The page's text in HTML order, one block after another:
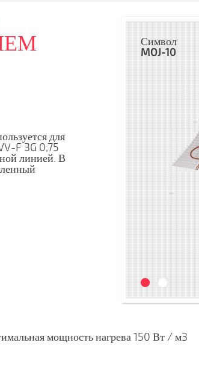
для
F 3G 0,75
линией. В
Символ
MOJ-10
мощность нагрева 150 Вт / м3